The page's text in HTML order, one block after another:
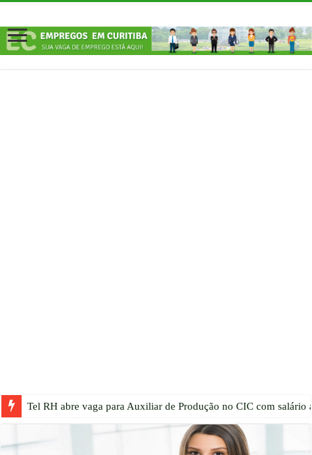
Tel RH abre vaga para Auxiliar de Produção no CIC com salário